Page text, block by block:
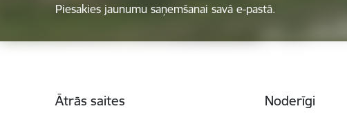
Piesakies jaunumu saņemšanai savā e-pastā.
Ātrās saites Noderīgi